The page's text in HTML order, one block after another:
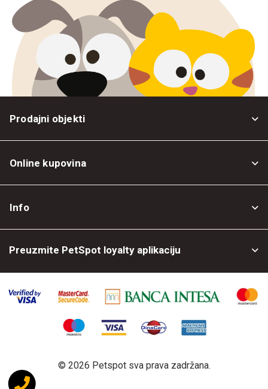
Prodajni objekti
Online kupovina
Info
Preuzmite PetSpot loyalty aplikaciju
© 2026 Petspot sva prava zadržana.